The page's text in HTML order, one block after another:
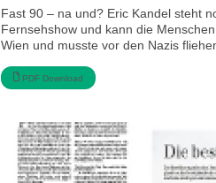
Fast 90 – na und? Eric Kandel steht
Fernsehshow und kann die
Wien und musste vor den Nazis
PDF Download